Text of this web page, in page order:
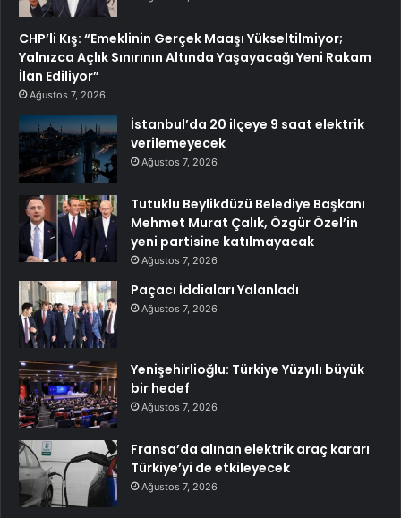
CHP’li Kış: “Emeklinin Gerçek Maaşı Yükseltilmiyor;
Yalnızca Açlık Sınırının Altında Yaşayacağı Yeni Rakam
İlan Ediliyor”
Ağustos 7, 2026
İstanbul’da 20 ilçeye 9 saat elektrik
verilemeyecek
Ağustos 7, 2026
Tutuklu Beylikdüzü Belediye Başkanı
Mehmet Murat Çalık, Özgür Özel’in
yeni partisine katılmayacak
Ağustos 7, 2026
Paçacı İddiaları Yalanladı
Ağustos 7, 2026
Yenişehirlioğlu: Türkiye Yüzyılı büyük
bir hedef
Ağustos 7, 2026
Fransa’da alınan elektrik araç kararı
Türkiye’yi de etkileyecek
Ağustos 7, 2026